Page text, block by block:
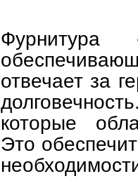
отвечает за
которые
Это